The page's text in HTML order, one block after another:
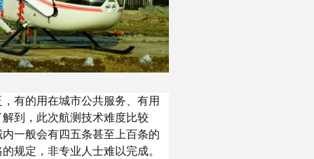
有的用在城市公共服务、有用
到，此次航测技术难度比较
一般会有四五条甚至上百条的
规定，非专业人士难以完成。